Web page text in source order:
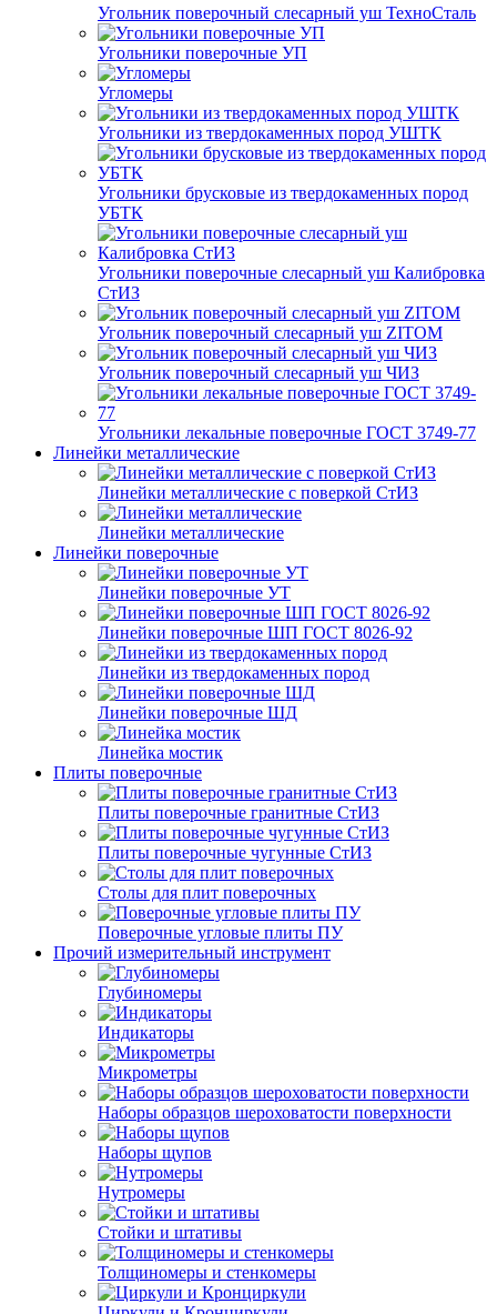
Угольник поверочный слесарный уш ТехноСталь
Угольники поверочные УП
Угломеры
Угольники из твердокаменных пород УШТК
Угольники брусковые из твердокаменных пород
УБТК
Угольники поверочные слесарный уш Калибровка
СтИЗ
Угольник поверочный слесарный уш ZITOM
Угольник поверочный слесарный уш ЧИЗ
Угольники лекальные поверочные ГОСТ 3749-77
Линейки металлические
Линейки металлические с поверкой СтИЗ
Линейки металлические
Линейки поверочные
Линейки поверочные УТ
Линейки поверочные ШП ГОСТ 8026-92
Линейки из твердокаменных пород
Линейки поверочные ШД
Линейка мостик
Плиты поверочные
Плиты поверочные гранитные СтИЗ
Плиты поверочные чугунные СтИЗ
Столы для плит поверочных
Поверочные угловые плиты ПУ
Прочий измерительный инструмент
Глубиномеры
Индикаторы
Микрометры
Наборы образцов шероховатости поверхности
Наборы щупов
Нутромеры
Стойки и штативы
Толщиномеры и стенкомеры